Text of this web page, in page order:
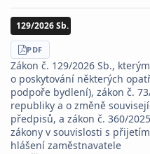
129/2026 Sb.
STÁHNOUT
PDF
Zákon č. 129/2026 Sb.,
o poskytování některých
podpoře bydlení), zákon č.
republiky a o změně
předpisů, a zákon č. 360/
zákony v souvislosti s
hlášení zaměstnavatele